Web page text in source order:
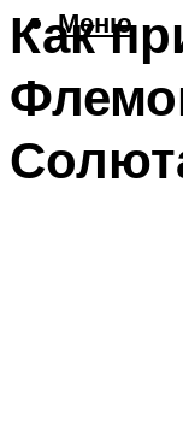
Меню
Как